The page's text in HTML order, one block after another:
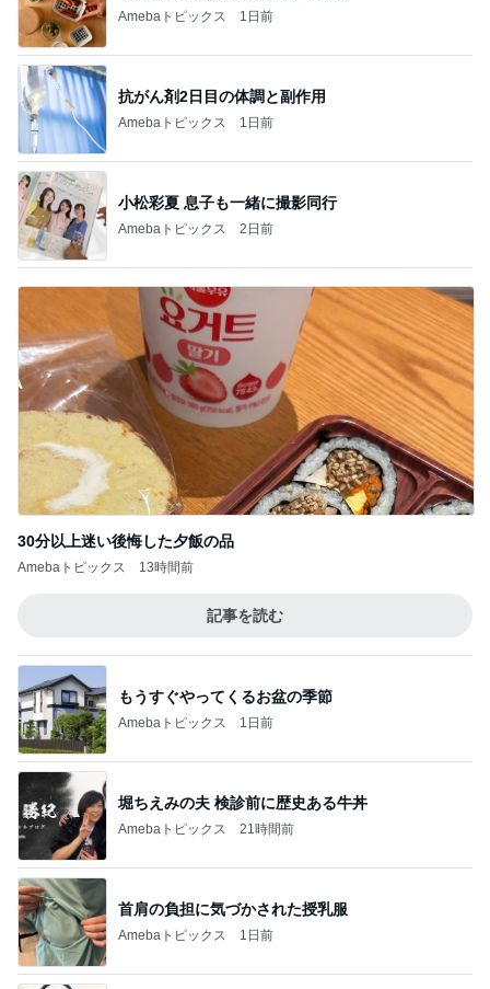
Amebaトピックス 1日前
抗がん剤2日目の体調と副作用
Amebaトピックス 1日前
小松彩夏 息子も一緒に撮影同行
Amebaトピックス 2日前
30分以上迷い後悔した夕飯の品
Amebaトピックス 13時間前
記事を読む
もうすぐやってくるお盆の季節
Amebaトピックス 1日前
堀ちえみの夫 検診前に歴史ある牛丼
Amebaトピックス 21時間前
首肩の負担に気づかされた授乳服
Amebaトピックス 1日前